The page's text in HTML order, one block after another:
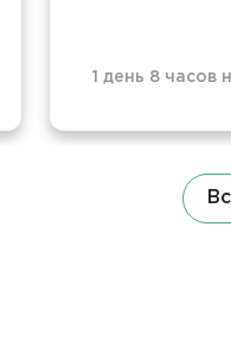
1 день 8 часов